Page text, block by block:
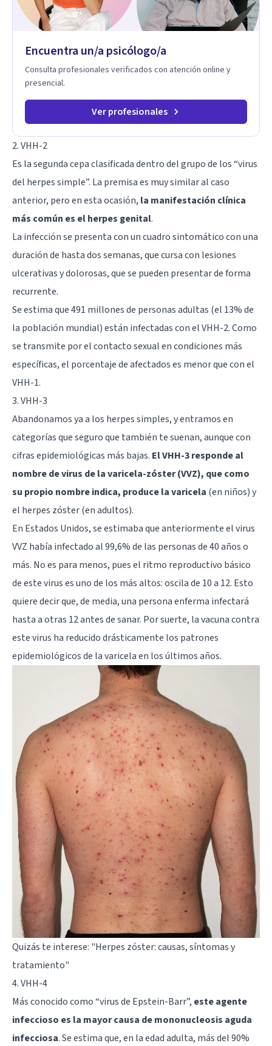
Encuentra un/a psicólogo/a
Consulta profesionales verificados con atención online y
presencial.
Ver profesionales
2. VHH-2
Es la segunda cepa clasificada dentro del grupo de los “virus
del herpes simple”. La premisa es muy similar al caso
anterior, pero en esta ocasión, la manifestación clínica
más común es el herpes genital.
La infección se presenta con un cuadro sintomático con una
duración de hasta dos semanas, que cursa con lesiones
ulcerativas y dolorosas, que se pueden presentar de forma
recurrente.
Se estima que 491 millones de personas adultas (el 13% de
la población mundial) están infectadas con el VHH-2. Como
se transmite por el contacto sexual en condiciones más
específicas, el porcentaje de afectados es menor que con el
VHH-1.
3. VHH-3
Abandonamos ya a los herpes simples, y entramos en
categorías que seguro que también te suenan, aunque con
cifras epidemiológicas más bajas. El VHH-3 responde al
nombre de virus de la varicela-zóster (VVZ), que como
su propio nombre indica, produce la varicela (en niños) y
el herpes zóster (en adultos).
En Estados Unidos, se estimaba que anteriormente el virus
VVZ había infectado al 99,6% de las personas de 40 años o
más. No es para menos, pues el ritmo reproductivo básico
de este virus es uno de los más altos: oscila de 10 a 12. Esto
quiere decir que, de media, una persona enferma infectará
hasta a otras 12 antes de sanar. Por suerte, la vacuna contra
este virus ha reducido drásticamente los patrones
epidemiológicos de la varicela en los últimos años.
Quizás te interese: "Herpes zóster: causas, síntomas y
tratamiento"
4. VHH-4
Más conocido como “virus de Epstein-Barr”, este agente
infeccioso es la mayor causa de mononucleosis aguda
infecciosa. Se estima que, en la edad adulta, más del 90%